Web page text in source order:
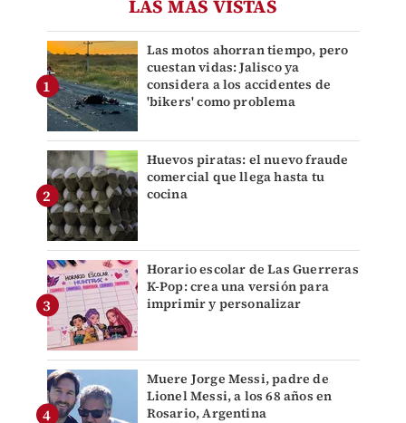
LAS MÁS VISTAS
Las motos ahorran tiempo, pero
cuestan vidas: Jalisco ya
considera a los accidentes de
'bikers' como problema
Huevos piratas: el nuevo fraude
comercial que llega hasta tu
cocina
Horario escolar de Las Guerreras
K-Pop: crea una versión para
imprimir y personalizar
Muere Jorge Messi, padre de
Lionel Messi, a los 68 años en
Rosario, Argentina